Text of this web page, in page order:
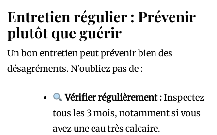
Entretien régulier : Prévenir
plutôt que guérir
Un bon entretien peut prévenir bien des
désagréments. N’oubliez pas de :
Vérifier régulièrement :Inspectez
tous les 3 mois, notamment si vous
avez une eau très calcaire.